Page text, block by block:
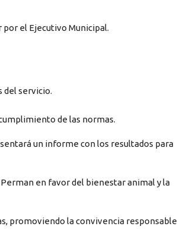
el Ejecutivo Municipal.
del servicio.
de las normas.
un informe con los resultados para
en favor del bienestar animal y la
promoviendo la convivencia responsable